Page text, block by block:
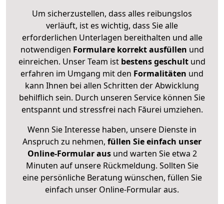
Um sicherzustellen, dass alles reibungslos
verläuft, ist es wichtig, dass Sie alle
erforderlichen Unterlagen bereithalten und alle
notwendigen Formulare korrekt ausfüllen und
einreichen. Unser Team ist bestens geschult und
erfahren im Umgang mit den Formalitäten und
kann Ihnen bei allen Schritten der Abwicklung
behilflich sein. Durch unseren Service können Sie
entspannt und stressfrei nach Făurei umziehen.
Wenn Sie Interesse haben, unsere Dienste in
Anspruch zu nehmen, füllen Sie einfach unser
Online-Formular ausund warten Sie etwa 2
Minuten auf unsere Rückmeldung. Sollten Sie
eine persönliche Beratung wünschen, füllen Sie
einfach unser Online-Formular aus.